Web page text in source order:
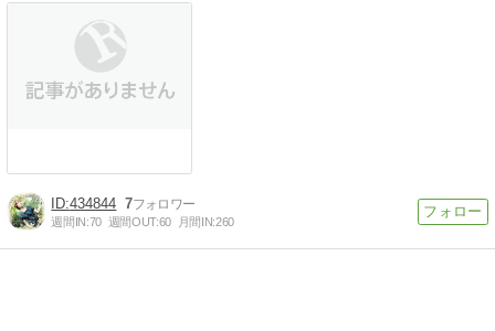
434844 7
週間IN:70 週間OUT:60 月間IN:260